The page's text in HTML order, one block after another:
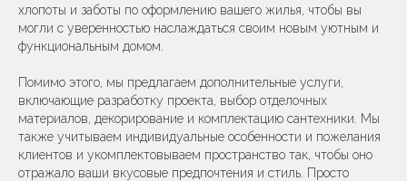
хлопоты и заботы по оформлению вашего жилья, чтобы вы
могли с уверенностью наслаждаться своим новым уютным и
функциональным домом.
Помимо этого, мы предлагаем дополнительные услуги,
включающие разработку проекта, выбор отделочных
материалов, декорирование и комплектацию сантехники. Мы
также учитываем индивидуальные особенности и пожелания
клиентов и укомплектовываем пространство так, чтобы оно
отражало ваши вкусовые предпочтения и стиль. Просто